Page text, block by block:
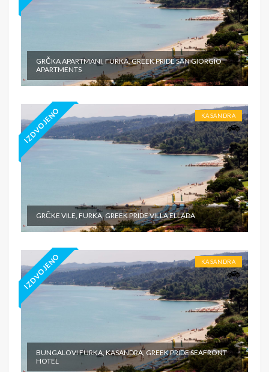
GRČKA APARTMANI, FURKA, GREEK PRIDE SAN GIORGIO
APARTMENTS
IZDVOJENO KASANDRA
GRČKE VILE, FURKA, GREEK PRIDE VILLA ELLADA
IZDVOJENO KASANDRA
BUNGALOVI FURKA, KASANDRA, GREEK PRIDE SEAFRONT
HOTEL